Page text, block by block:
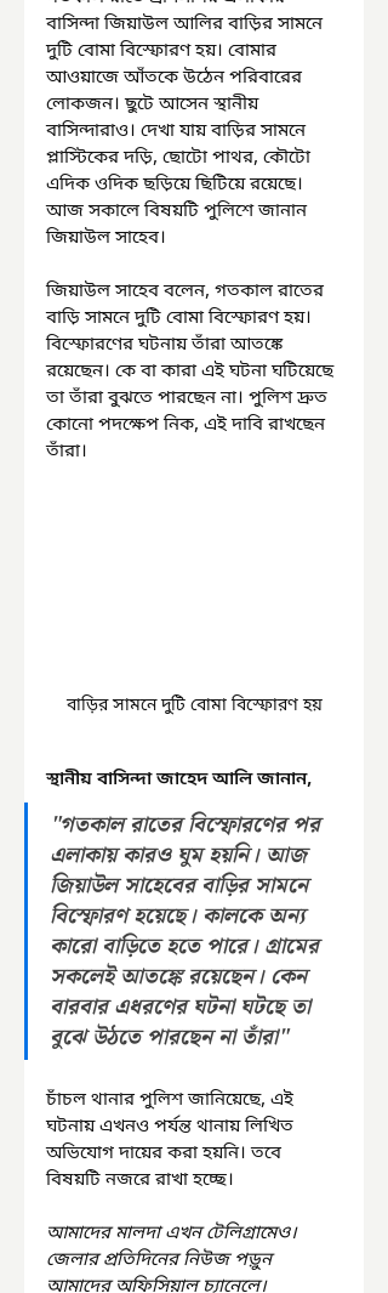
বাসিন্দা জিয়াউল আলির বাড়ির সামনে
দুটি বোমা বিস্ফোরণ হয়। বোমার
আওয়াজে আঁতকে উঠেন পরিবারের
লোকজন। ছুটে আসেন স্থানীয়
বাসিন্দারাও। দেখা যায় বাড়ির সামনে
প্লাস্টিকের দড়ি, ছোটো পাথর, কৌটো
এদিক ওদিক ছড়িয়ে ছিটিয়ে রয়েছে।
আজ সকালে বিষয়টি পুলিশে জানান
জিয়াউল সাহেব।
জিয়াউল সাহেব বলেন, গতকাল রাতের
বাড়ি সামনে দুটি বোমা বিস্ফোরণ হয়।
বিস্ফোরণের ঘটনায় তাঁরা আতঙ্কে
রয়েছেন। কে বা কারা এই ঘটনা ঘটিয়েছে
তা তাঁরা বুঝতে পারছেন না। পুলিশ দ্রুত
কোনো পদক্ষেপ নিক, এই দাবি রাখছেন
তাঁরা।
বাড়ির সামনে দুটি বোমা বিস্ফোরণ হয়
স্থানীয় বাসিন্দা জাহেদ আলি জানান,
"গতকাল রাতের বিস্ফোরণের পর
এলাকায় কারও ঘুম হয়নি। আজ
জিয়াউল সাহেবের বাড়ির সামনে
বিস্ফোরণ হয়েছে। কালকে অন্য
কারো বাড়িতে হতে পারে। গ্রামের
সকলেই আতঙ্কে রয়েছেন। কেন
বারবার এধরণের ঘটনা ঘটছে তা
বুঝে উঠতে পারছেন না তাঁরা"
চাঁচল থানার পুলিশ জানিয়েছে, এই
ঘটনায় এখনও পর্যন্ত থানায় লিখিত
অভিযোগ দায়ের করা হয়নি। তবে
বিষয়টি নজরে রাখা হচ্ছে।
আমাদের মালদা এখন টেলিগ্রামেও।
জেলার প্রতিদিনের নিউজ পড়ুন
আমাদের অফিসিয়াল চ্যানেলে।